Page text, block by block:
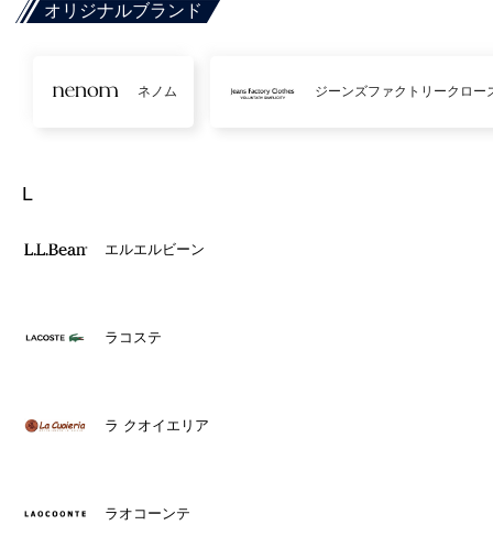
オリジナルブランド
ネノム ジーンズファクトリークロー
L
エルエルビーン
ラコステ
ラ クオイエリア
ラオコーンテ